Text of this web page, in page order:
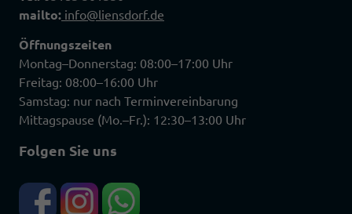
mailto: info@liensdorf.de
Öffnungszeiten
Montag–Donnerstag: 08:00–17:00 Uhr
Freitag: 08:00–16:00 Uhr
Samstag: nur nach Terminvereinbarung
Mittagspause (Mo.–Fr.): 12:30–13:00 Uhr
Folgen Sie uns